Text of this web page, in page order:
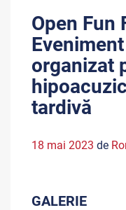
Open Fun
organizat
tardivă
18 mai 2023 de
GALERIE